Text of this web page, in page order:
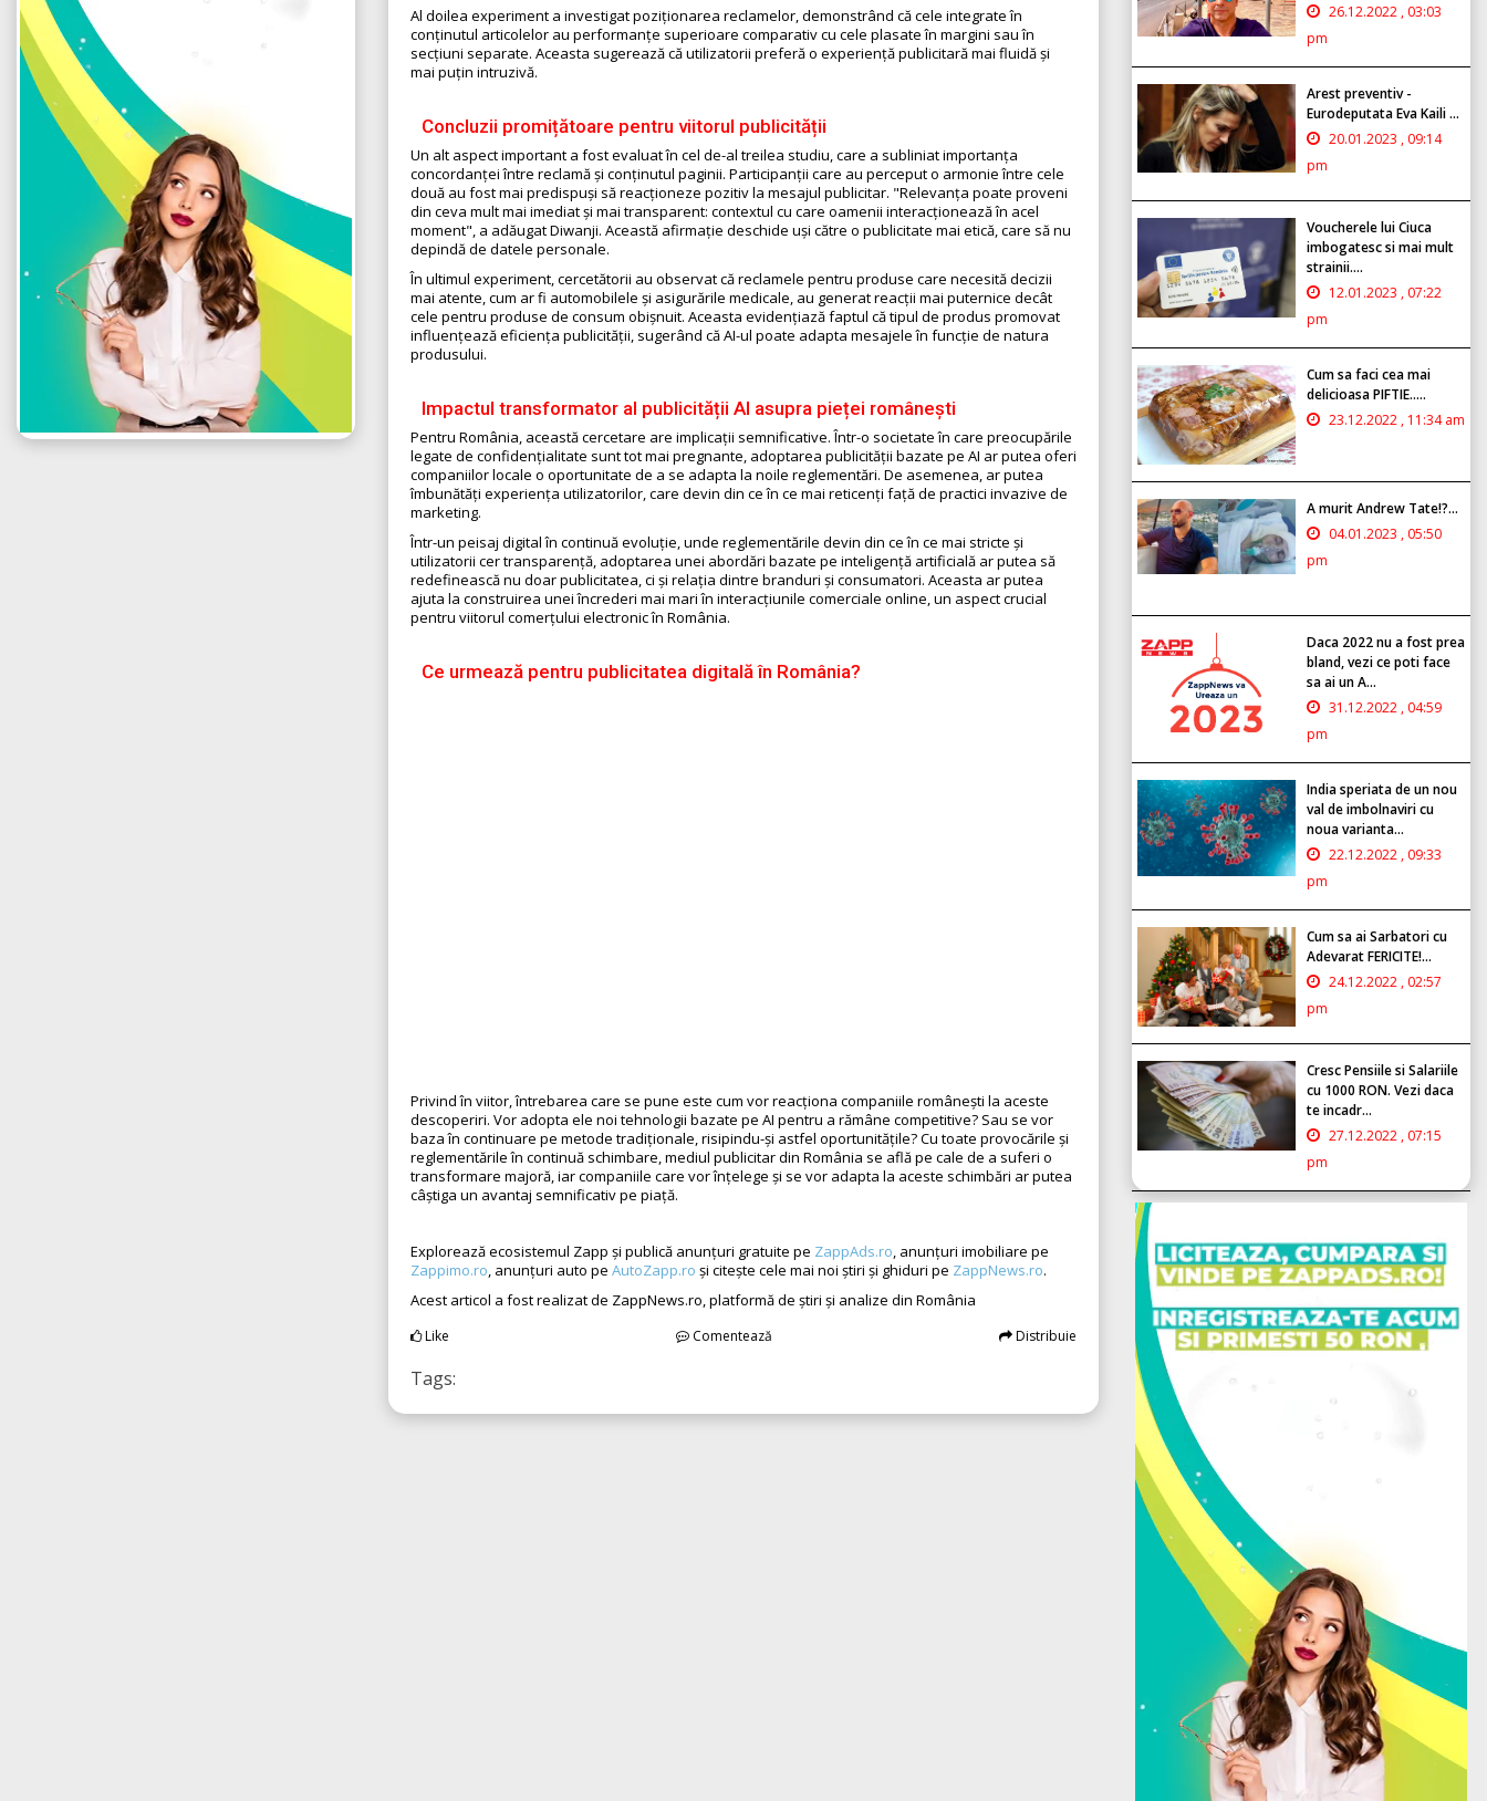
Al doilea experiment a investigat poziționarea reclamelor, demonstrând că cele integrate în
conținutul articolelor au performanțe superioare comparativ cu cele plasate în margini sau în
secțiuni separate. Aceasta sugerează că utilizatorii preferă o experiență publicitară mai fluidă și
mai puțin intruzivă.
Concluzii promițătoare pentru viitorul publicității
Un alt aspect important a fost evaluat în cel de-al treilea studiu, care a subliniat importanța
concordanței între reclamă și conținutul paginii. Participanții care au perceput o armonie între cele
două au fost mai predispuși să reacționeze pozitiv la mesajul publicitar. "Relevanța poate proveni
din ceva mult mai imediat și mai transparent: contextul cu care oamenii interacționează în acel
moment", a adăugat Diwanji. Această afirmație deschide uși către o publicitate mai etică, care să nu
depindă de datele personale.
În ultimul experiment, cercetătorii au observat că reclamele pentru produse care necesită decizii
mai atente, cum ar fi automobilele și asigurările medicale, au generat reacții mai puternice decât
cele pentru produse de consum obișnuit. Aceasta evidențiază faptul că tipul de produs promovat
influențează eficiența publicității, sugerând că AI-ul poate adapta mesajele în funcție de natura
produsului.
Impactul transformator al publicității AI asupra pieței românești
Pentru România, această cercetare are implicații semnificative. Într-o societate în care preocupările
legate de confidențialitate sunt tot mai pregnante, adoptarea publicității bazate pe AI ar putea oferi
companiilor locale o oportunitate de a se adapta la noile reglementări. De asemenea, ar putea
îmbunătăți experiența utilizatorilor, care devin din ce în ce mai reticenți față de practici invazive de
marketing.
Într-un peisaj digital în continuă evoluție, unde reglementările devin din ce în ce mai stricte și
utilizatorii cer transparență, adoptarea unei abordări bazate pe inteligență artificială ar putea să
redefinească nu doar publicitatea, ci și relația dintre branduri și consumatori. Aceasta ar putea
ajuta la construirea unei încrederi mai mari în interacțiunile comerciale online, un aspect crucial
pentru viitorul comerțului electronic în România.
Ce urmează pentru publicitatea digitală în România?
Privind în viitor, întrebarea care se pune este cum vor reacționa companiile românești la aceste
descoperiri. Vor adopta ele noi tehnologii bazate pe AI pentru a rămâne competitive? Sau se vor
baza în continuare pe metode tradiționale, risipindu-și astfel oportunitățile? Cu toate provocările și
reglementările în continuă schimbare, mediul publicitar din România se află pe cale de a suferi o
transformare majoră, iar companiile care vor înțelege și se vor adapta la aceste schimbări ar putea
câștiga un avantaj semnificativ pe piață.
Explorează ecosistemul Zapp și publică anunțuri gratuite pe ZappAds.ro, anunțuri imobiliare pe
Zappimo.ro, anunțuri auto pe AutoZapp.ro și citește cele mai noi știri și ghiduri pe ZappNews.ro.
Acest articol a fost realizat de ZappNews.ro, platformă de știri și analize din România
Like Comentează Distribuie
Tags:
26.12.2022 , 03:03
pm
Arest preventiv -
Eurodeputata Eva Kaili ...
20.01.2023 , 09:14
pm
Voucherele lui Ciuca
imbogatesc si mai mult
strainii....
12.01.2023 , 07:22
pm
Cum sa faci cea mai
delicioasa PIFTIE.....
23.12.2022 , 11:34 am
A murit Andrew Tate!?...
04.01.2023 , 05:50
pm
Daca 2022 nu a fost prea
bland, vezi ce poti face
sa ai un A...
31.12.2022 , 04:59
pm
India speriata de un nou
val de imbolnaviri cu
noua varianta...
22.12.2022 , 09:33
pm
Cum sa ai Sarbatori cu
Adevarat FERICITE!...
24.12.2022 , 02:57
pm
Cresc Pensiile si Salariile
cu 1000 RON. Vezi daca
te incadr...
27.12.2022 , 07:15
pm